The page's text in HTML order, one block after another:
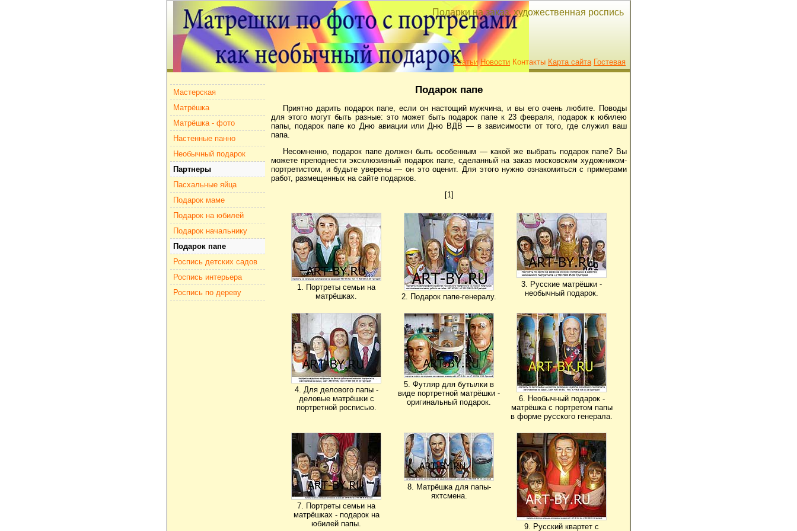
Подарки на заказ, художественная роспись
Подарок папе
Приятно дарить подарок папе, если он настощий мужчина, и вы его очень любите. Поводы
для этого могут быть разные: это может быть подарок папе к 23 февраля, подарок к юбилею
папы, подарок папе ко Дню авиации или Дню ВДВ — в зависимости от того, где служил ваш
папа.
Несомненно, подарок папе должен быть особенным — какой же выбрать подарок папе? Вы
можете преподнести эксклюзивный подарок папе, сделанный на заказ московским художником-
портретистом, и будьте уверены — он это оценит. Для этого нужно ознакомиться с примерами
работ, размещенных на сайте подарков.
[1]
1. Портреты семьи на
матрёшках.
2. Подарок папе-генералу.
3. Русские матрёшки -
необычный подарок.
4. Для делового папы -
деловые матрёшки с
портретной росписью.
5. Футляр для бутылки в
виде портретной матрёшки -
оригинальный подарок.
6. Необычный подарок -
матрёшка с портретом папы
в форме русского генерала.
7. Портреты семьи на
матрёшках - подарок на
юбилей папы.
8. Матрёшка для папы-
яхтсмена.
9. Русский квартет с
Мастерская
Матрёшка
Матрёшка - фото
Настенные панно
Необычный подарок
Партнеры
Пасхальные яйца
Подарок маме
Подарок на юбилей
Подарок начальнику
Подарок папе
Роспись детских садов
Роспись интерьера
Роспись по дереву
Гостевая
Карта сайта
Контакты
Новости
Статьи